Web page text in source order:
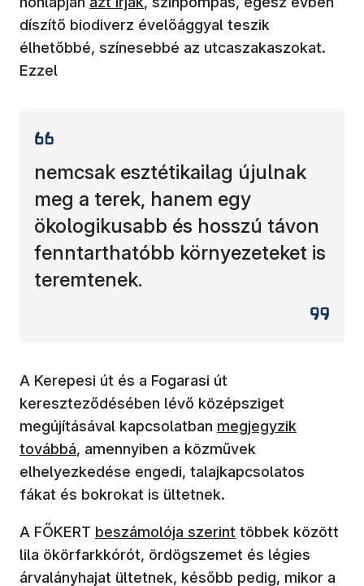
díszítő biodiverz évelőággyal teszik
élhetőbbé, színesebbé az utcaszakaszokat.
Ezzel
nemcsak esztétikailag újulnak
meg a terek, hanem egy
ökologikusabb és hosszú távon
fenntarthatóbb környezeteket is
teremtenek.
A Kerepesi út és a Fogarasi út
kereszteződésében lévő középsziget
megújításával kapcsolatban megjegyzik
továbbá, amennyiben a közművek
elhelyezkedése engedi, talajkapcsolatos
fákat és bokrokat is ültetnek.
A FŐKERT beszámolója szerint többek között
lila ökörfarkkórót, ördögszemet és légies
árvalányhajat ültetnek, később pedig, mikor a